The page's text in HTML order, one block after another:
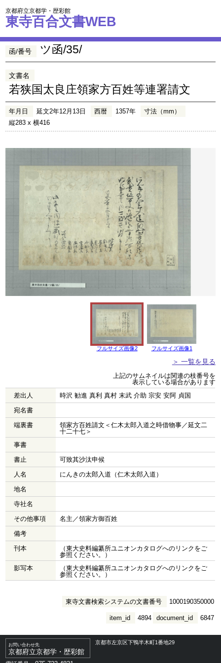
京都府立京都学・歴彩館
東寺百合文書WEB
函/番号 ツ函/35/
文書名
若狭国太良庄領家方百姓等連署請文
年月日 延文2年12月13日 西暦 1357年
寸法（mm）
縦283 x 横416
フルサイズ画像2 フルサイズ画像1
＞ 一覧を見る
上記のサムネイルは関連の枝番号を
表示している場合があります
差出人
時沢 勧進 真利 真村 末武 介助 宗安 安阿 貞国
宛名書
端裏書
領家方百姓請文＜仁木太郎入道之時借物事／延文二
十二十七＞
事書
書止
可致其沙汰申候
人名
にんきの太郎入道（仁木太郎入道）
地名
寺社名
その他事項
名主／領家方御百姓
備考
刊本
（東大史料編纂所ユニオンカタログへのリンクをご
参照ください。）
影写本
（東大史料編纂所ユニオンカタログへのリンクをご
参照ください。）
東寺文書検索システムの文書番号 1000190350000
document_id 6847
item_id 4894
お問い合わせ先
京都府立京都学・歴彩館
京都市左京区下鴨半木町1番地29